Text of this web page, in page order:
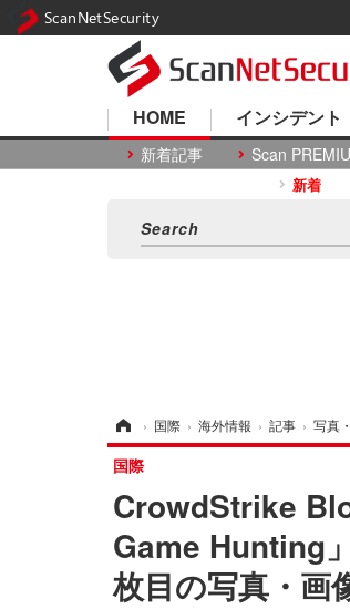
HOME
新着記事 Scan
インシデント
新着
› 国際 › 海外情報 › 記事 › 写真
CrowdStrike
Game Hunting
枚目の写真・画
国際
ScanNetSecurity